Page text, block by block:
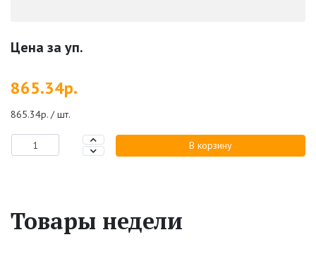
Цена за уп.
865.34р.
865.34р. / шт.
В корзину
Товары недели